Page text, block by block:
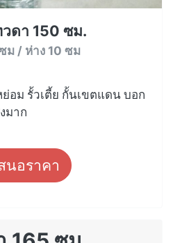
ดา 150 ซม.
ม / ห่าง 10 ซม
อม รั้วเตี้ย กั้นเขตแดน บอก
มาก
นอราคา